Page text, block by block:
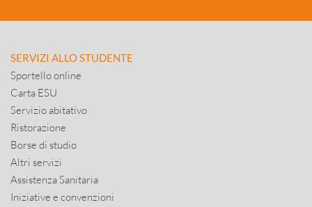
SERVIZI ALLO STUDENTE
Sportello online
Carta ESU
Servizio abitativo
Ristorazione
Borse di studio
Altri servizi
Assistenza Sanitaria
Iniziative e convenzioni